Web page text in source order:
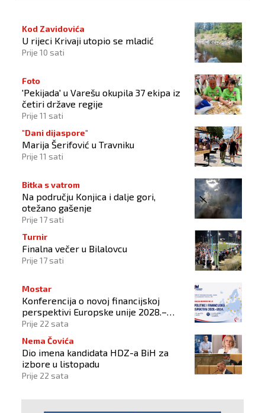
Kod Zavidovića
U rijeci Krivaji utopio se mladić
Prije 10 sati
Foto
'Pekijada' u Varešu okupila 37 ekipa iz
četiri države regije
Prije 11 sati
"Dani dijaspore"
Marija Šerifović u Travniku
Prije 11 sati
Bitka s vatrom
Na području Konjica i dalje gori,
otežano gašenje
Prije 17 sati
Turnir
Finalna večer u Bilalovcu
Prije 17 sati
Mostar
Konferencija o novoj financijskoj
perspektivi Europske unije 2028.–
2034.
Prije 22 sata
Nema Čovića
Dio imena kandidata HDZ-a BiH za
izbore u listopadu
Prije 22 sata